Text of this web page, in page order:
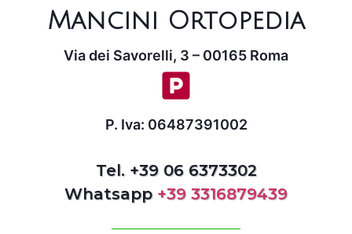
Mancini Ortopedia
Via dei Savorelli, 3 – 00165 Roma
P. Iva: 06487391002
Tel. +39 06 6373302
Whatsapp +39 3316879439